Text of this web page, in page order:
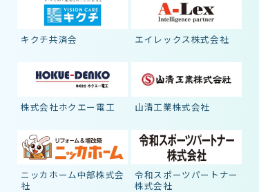
キクチ共済会 エイレックス株式会社
株式会社ホクエー電工 山清工業株式会社
ニッカホーム中部株式会
社
令和スポーツパートナー
株式会社